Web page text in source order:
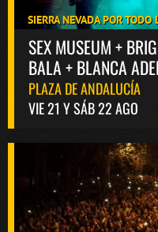
SIERRA NEVADA POR TODO
SEX MUSEUM +
BALA + BLANCA
PLAZA DE ANDALUCÍA
VIE 21 Y SÁB 22 AGO